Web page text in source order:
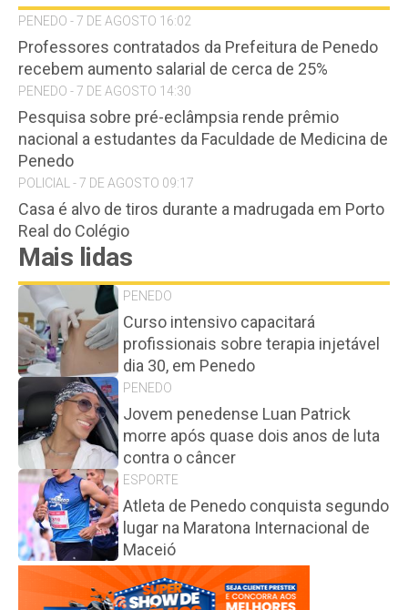
PENEDO - 7 DE AGOSTO 16:02
Professores contratados da Prefeitura de Penedo
recebem aumento salarial de cerca de 25%
PENEDO - 7 DE AGOSTO 14:30
Pesquisa sobre pré-eclâmpsia rende prêmio
nacional a estudantes da Faculdade de Medicina de
Penedo
POLICIAL - 7 DE AGOSTO 09:17
Casa é alvo de tiros durante a madrugada em Porto
Real do Colégio
Mais lidas
PENEDO
Curso intensivo capacitará
profissionais sobre terapia injetável
dia 30, em Penedo
PENEDO
Jovem penedense Luan Patrick
morre após quase dois anos de luta
contra o câncer
ESPORTE
Atleta de Penedo conquista segundo
lugar na Maratona Internacional de
Maceió